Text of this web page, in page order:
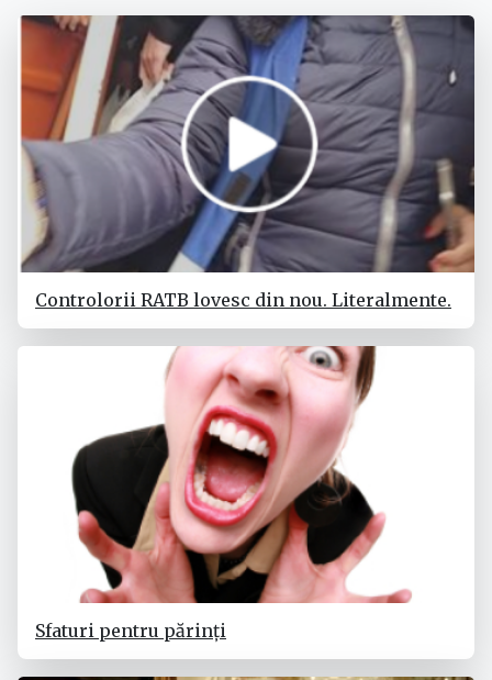
Controlorii RATB lovesc din nou. Literalmente.
Sfaturi pentru părinți